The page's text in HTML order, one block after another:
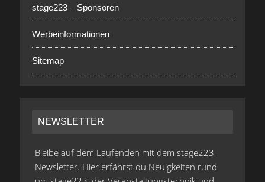
stage223 – Sponsoren
Werbeinformationen
Sitemap
NEWSLETTER
Bleibe auf dem Laufenden mit dem stage223
Newsletter. Hier erfährst du Neuigkeiten rund